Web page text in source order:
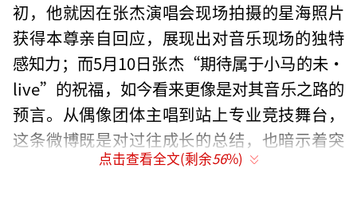
初，他就因在张杰演唱会现场拍摄的星海照片
获得本尊亲自回应，展现出对音乐现场的独特
感知力；而5月10日张杰“期待属于小马的未·
live”的祝福，如今看来更像是对其音乐之路的
预言。从偶像团体主唱到站上专业竞技舞台，
这条微博既是对过往成长的总结，也暗示着突
破舒适圈的决心，“新的开始”或许正是指向
点击查看全文(剩余56%)